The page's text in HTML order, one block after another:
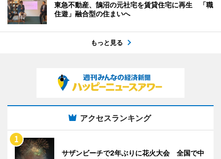
東急不動産、鵠沼の元社宅を賃貸住宅に再生 「職
住遊」融合型の住まいへ
もっと見る
アクセスランキング
サザンビーチで2年ぶりに花火大会 全国で中